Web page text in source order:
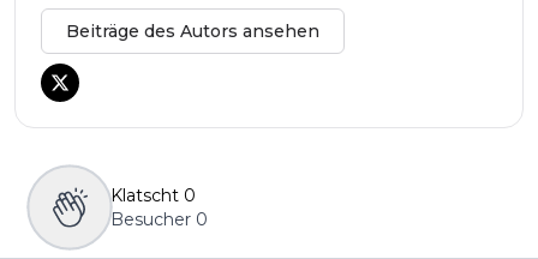
Beiträge des Autors ansehen
Klatscht 0
Besucher 0